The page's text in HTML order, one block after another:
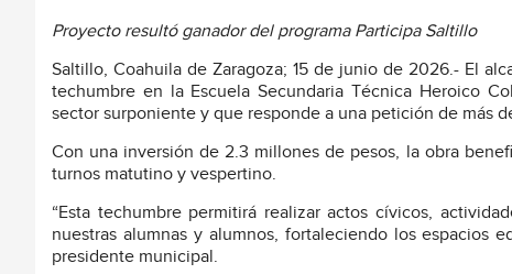
Proyecto resultó ganador del programa Participa Saltillo
Saltillo, Coahuila de Zaragoza; 15 de junio de 2026.- El
techumbre en la Escuela Secundaria Técnica Heroico
sector surponiente y que responde a una petición de más
Con una inversión de 2.3 millones de pesos, la obra
turnos matutino y vespertino.
“Esta techumbre permitirá realizar actos cívicos,
nuestras alumnas y alumnos, fortaleciendo los espacios
presidente municipal.